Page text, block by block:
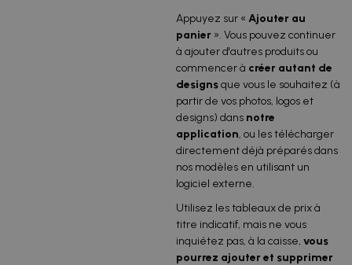
Appuyez sur « Ajouter au
panier ». Vous pouvez continuer
à ajouter d'autres produits ou
commencer à créer autant de
designsque vous le souhaitez (à
partir de vos photos, logos et
designs) dans notre
application, ou les télécharger
directement déjà préparés dans
nos modèles en utilisant un
logiciel externe.
Utilisez les tableaux de prix à
titre indicatif, mais ne vous
inquiétez pas, à la caisse, vous
pourrez ajouter et supprimer